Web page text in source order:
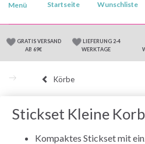
Menü
GRATIS VERSAND
AB 69€
LIEFERUNG 2-4
WERKTAGE
Körbe
Stickset Kleine
Kompaktes Stickset mit